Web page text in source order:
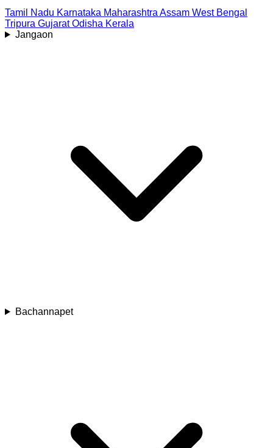
Tamil Nadu Karnataka Maharashtra Assam West Bengal
Tripura Gujarat Odisha Kerala
Jangaon
Bachannapet